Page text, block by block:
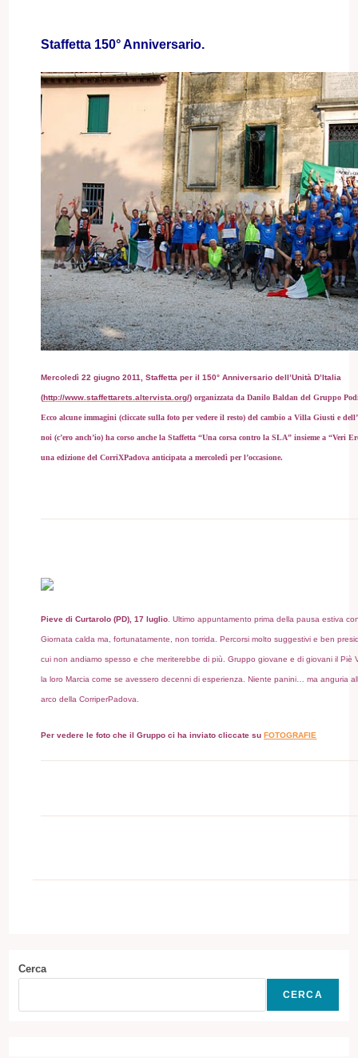
Staffetta 150° Anniversario.
Mercoledì 22 giugno 2011, Staffetta per il150° Anniversario dell’Unità D’Italia
(http://www.staffettarets.altervista.org/)organizzata da Danilo Baldan del Gruppo
Ecco alcune immagini (cliccate sulla foto per vedere il resto) del cambio a Villa Giusti e
noi (c’ero anch’io) ha corso anche la Staffetta “Una corsa contro la SLA” insieme a “Veri
una edizione del CorriXPadova anticipata a mercoledì per l’occasione.
Pieve di Curtarolo (PD), 17 luglio. Ultimo appuntamento prima della pausa estiva
Giornata calda ma, fortunatamente, non torrida. Percorsi molto suggestivi e ben
cui non andiamo spesso e che meriterebbe di più. Gruppo giovane e di giovani il Piè
la loro Marcia come se avessero decenni di esperienza. Niente panini… ma anguria
arco della CorriperPadova.
Per vedere le foto che il Gruppo ci ha inviato cliccate su FOTOGRAFIE
Cerca
CERCA